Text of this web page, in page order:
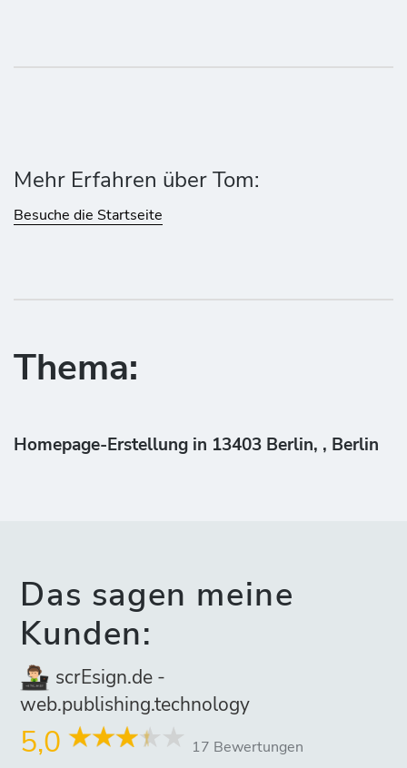
Mehr Erfahren über Tom:
Besuche die Startseite
Thema:
Homepage-Erstellung in 13403 Berlin, , Berlin
Das sagen meine
Kunden:
scrEsign.de -
web.publishing.technology
5,0
17 Bewertungen